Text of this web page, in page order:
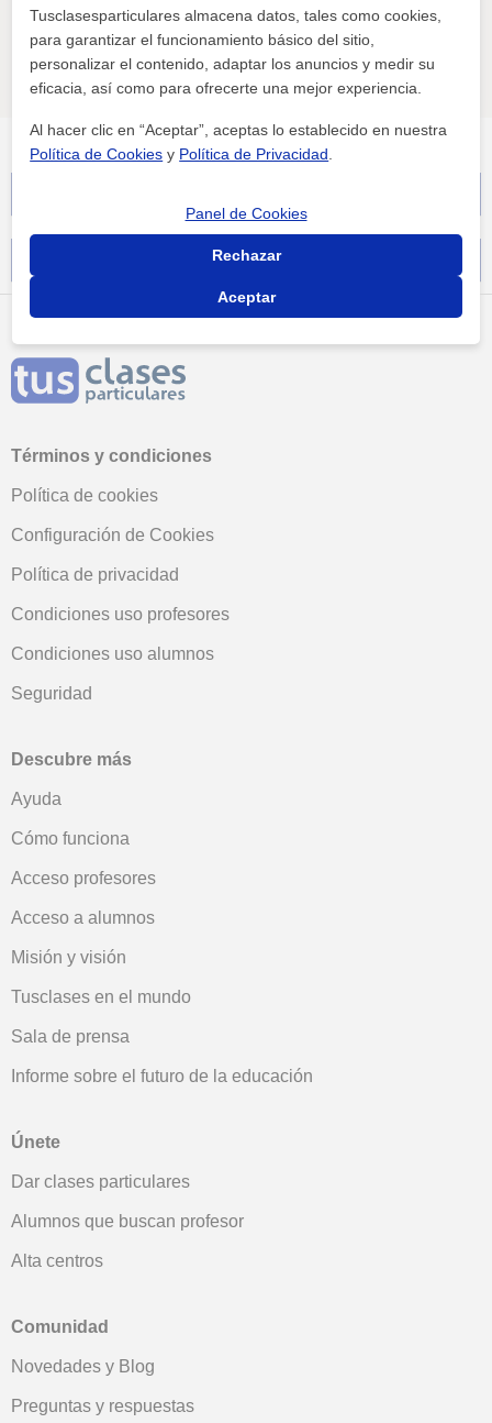
Lengua Castellana y Literatura, Selectividad, Técnicas
de estudio, Problemas de aprendizaje
ver más Contactar
Términos y condiciones
Política de cookies
Configuración de Cookies
Política de privacidad
Condiciones uso profesores
Condiciones uso alumnos
Seguridad
Descubre más
Ayuda
Cómo funciona
Acceso profesores
Acceso a alumnos
Misión y visión
Tusclases en el mundo
Sala de prensa
Informe sobre el futuro de la educación
Únete
Dar clases particulares
Alumnos que buscan profesor
Alta centros
Comunidad
Novedades y Blog
Preguntas y respuestas
Tusclasesparticulares almacena datos, tales como cookies,
para garantizar el funcionamiento básico del sitio,
personalizar el contenido, adaptar los anuncios y medir su
eficacia, así como para ofrecerte una mejor experiencia.
Al hacer clic en “Aceptar”, aceptas lo establecido en nuestra
Política de Cookies y Política de Privacidad
Panel de Cookies
Rechazar
Aceptar